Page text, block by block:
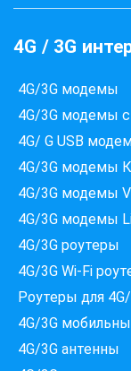
4G / 3G
4G/3G модемы
4G/3G модемы с
4G/ G USB
4G/3G модемы
4G/3G модемы
4G/3G модемы
4G/3G роутеры
4G/3G Wi-Fi
Роутеры для
4G/3G
4G/3G антенны